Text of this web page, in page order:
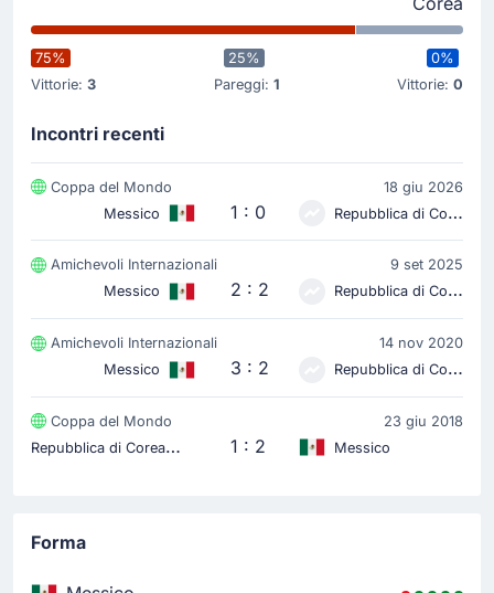
75%
Vittorie: 3
25%
Pareggi: 1
0%
Vittorie: 0
Incontri recenti
Coppa del Mondo
18 giu 2026
Messico
1 : 0 Repubblica di Corea
Amichevoli Internazionali
9 set 2025
Messico
2 : 2 Repubblica di Corea
Amichevoli Internazionali
14 nov 2020
Messico
3 : 2 Repubblica di Corea
Coppa del Mondo 23 giu 2018
R
epubblica di Corea 1 : 2 Messico
Forma